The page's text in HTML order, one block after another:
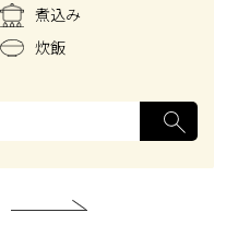
煮込み
炊飯